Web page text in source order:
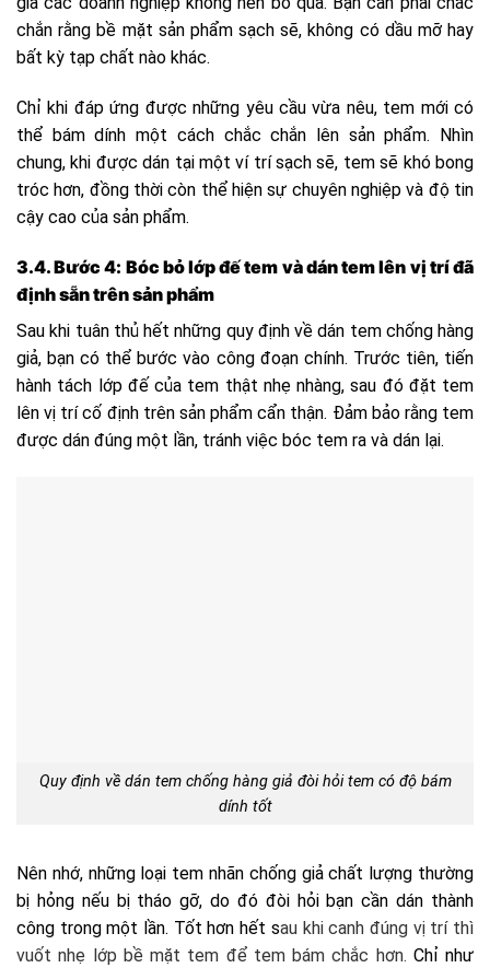
chắn rằng bề mặt sản phẩm sạch sẽ, không có dầu mỡ hay
bất kỳ tạp chất nào khác.
Chỉ khi đáp ứng được những yêu cầu vừa nêu, tem mới có
thể bám dính một cách chắc chắn lên sản phẩm. Nhìn
chung, khi được dán tại một ví trí sạch sẽ, tem sẽ khó bong
tróc hơn, đồng thời còn thể hiện sự chuyên nghiệp và độ tin
cậy cao của sản phẩm.
3.4. Bước 4: Bóc bỏ lớp đế tem và dán tem lên vị trí đã
định sẵn trên sản phẩm
Sau khi tuân thủ hết những quy định về dán tem chống hàng
giả, bạn có thể bước vào công đoạn chính. Trước tiên, tiến
hành tách lớp đế của tem thật nhẹ nhàng, sau đó đặt tem
lên vị trí cố định trên sản phẩm cẩn thận. Đảm bảo rằng tem
được dán đúng một lần, tránh việc bóc tem ra và dán lại.
Quy định về dán tem chống hàng giả đòi hỏi tem có độ bám
dính tốt
Nên nhớ, những loại tem nhãn chống giả chất lượng thường
bị hỏng nếu bị tháo gỡ, do đó đòi hỏi bạn cần dán thành
công trong một lần. Tốt hơn hết sau khi canh đúng vị trí thì
vuốt nhẹ lớp bề mặt tem để tem bám chắc hơn. Chỉ như